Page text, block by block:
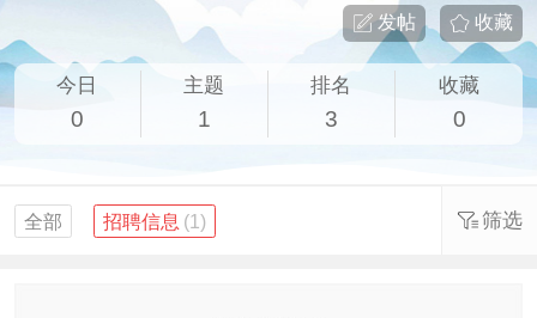
收藏
发帖
今日
0
主题
1
排名
3
收藏
0
全部 招聘信息 (1) 筛选